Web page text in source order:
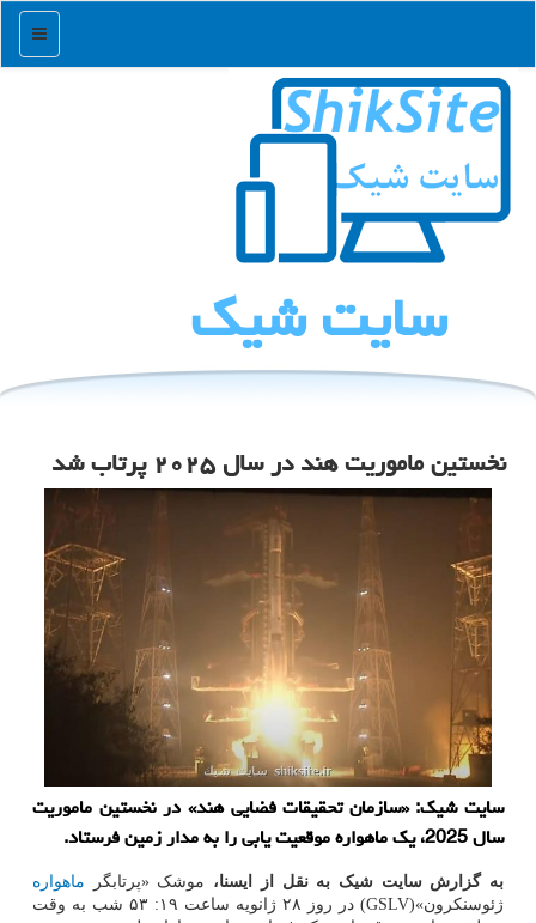
منو
سایت شیك
نخستین ماموریت هند در سال ۲۰۲۵ پرتاب شد
سایت شیک: «سازمان تحقیقات فضایی هند» در نخستین ماموریت
سال 2025، یک ماهواره موقعیت یابی را به مدار زمین فرستاد.
به گزارش سایت شیک به نقل از ایسنا، موشک «پرتابگر ماهواره
ژئوسنکرون»(GSLV) در روز ۲۸ ژانویه ساعت ۱۹: ۵۳ شب به وقت